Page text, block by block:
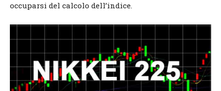
occuparsi del calcolo dell’indice.